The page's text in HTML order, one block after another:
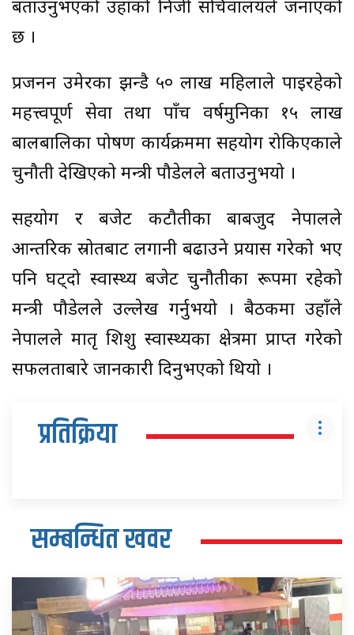
बताउनुभएको उहाँको निजी सचिवालयले जनाएको
छ ।
प्रजनन उमेरका झन्डै ५० लाख महिलाले पाइरहेको
महत्त्वपूर्ण सेवा तथा पाँच वर्षमुनिका १५ लाख
बालबालिका पोषण कार्यक्रममा सहयोग रोकिएकाले
चुनौती देखिएको मन्त्री पौडेलले बताउनुभयो ।
सहयोग र बजेट कटौतीका बाबजुद नेपालले
आन्तरिक स्रोतबाट लगानी बढाउने प्रयास गरेको भए
पनि घट्दो स्वास्थ्य बजेट चुनौतीका रूपमा रहेको
मन्त्री पौडेलले उल्लेख गर्नुभयो । बैठकमा उहाँले
नेपालले मातृ शिशु स्वास्थ्यका क्षेत्रमा प्राप्त गरेको
सफलताबारे जानकारी दिनुभएको थियो ।
प्रतिक्रिया
सम्बन्धित खवर